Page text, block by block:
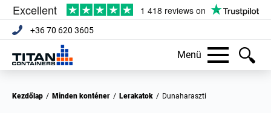
+36 70 620 3605
Menü
Kezdőlap / Minden konténer / Lerakatok / Dunaharaszti